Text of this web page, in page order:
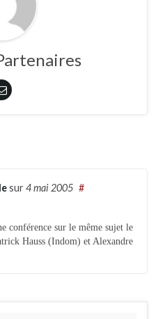
sur 4 mai 2005 #
conférence sur le même sujet le
Hauss (Indom) et Alexandre